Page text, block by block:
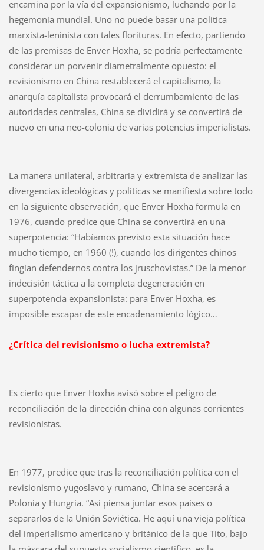
encamina por la vía del expansionismo, luchando por la
hegemonía mundial. Uno no puede basar una política
marxista-leninista con tales florituras. En efecto, partiendo
de las premisas de Enver Hoxha, se podría perfectamente
considerar un porvenir diametralmente opuesto: el
revisionismo en China restablecerá el capitalismo, la
anarquía capitalista provocará el derrumbamiento de las
autoridades centrales, China se dividirá y se convertirá de
nuevo en una neo-colonia de varias potencias imperialistas.
La manera unilateral, arbitraria y extremista de analizar las
divergencias ideológicas y políticas se manifiesta sobre todo
en la siguiente observación, que Enver Hoxha formula en
1976, cuando predice que China se convertirá en una
superpotencia: “Habíamos previsto esta situación hace
mucho tiempo, en 1960 (!), cuando los dirigentes chinos
fingían defendernos contra los jruschovistas.” De la menor
indecisión táctica a la completa degeneración en
superpotencia expansionista: para Enver Hoxha, es
imposible escapar de este encadenamiento lógico…
¿Crítica del revisionismo o lucha extremista?
Es cierto que Enver Hoxha avisó sobre el peligro de
reconciliación de la dirección china con algunas corrientes
revisionistas.
En 1977, predice que tras la reconciliación política con el
revisionismo yugoslavo y rumano, China se acercará a
Polonia y Hungría. “Así piensa juntar esos países o
separarlos de la Unión Soviética. He aquí una vieja política
del imperialismo americano y británico de la que Tito, bajo